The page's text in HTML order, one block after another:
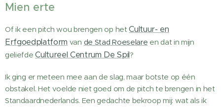
Mien erte
Of ik een pitch wou brengen op hetCultuur- en
Erfgoedplatform van de Stad Roeselare en dat in mijn
geliefdeCultureel Centrum De Spil?
Ik ging er meteen mee aan de slag, maar botste op één
obstakel. Het voelde niet goed om de pitch te brengen in het
Standaardnederlands. Een gedachte bekroop mij: wat als ik